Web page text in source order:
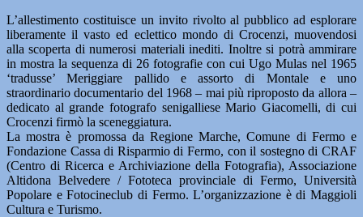
L’allestimento costituisce un invito rivolto al pubblico ad esplorare
liberamente il vasto ed eclettico mondo di Crocenzi, muovendosi
alla scoperta di numerosi materiali inediti. Inoltre si potrà ammirare
in mostra la sequenza di 26 fotografie con cui Ugo Mulas nel 1965
‘tradusse’ Meriggiare pallido e assorto di Montale e uno
straordinario documentario del 1968 – mai più riproposto da allora –
dedicato al grande fotografo senigalliese Mario Giacomelli, di cui
Crocenzi firmò la sceneggiatura.
La mostra è promossa da Regione Marche, Comune di Fermo e
Fondazione Cassa di Risparmio di Fermo, con il sostegno di CRAF
(Centro di Ricerca e Archiviazione della Fotografia), Associazione
Altidona Belvedere / Fototeca provinciale di Fermo, Università
Popolare e Fotocineclub di Fermo. L’organizzazione è di Maggioli
Cultura e Turismo.